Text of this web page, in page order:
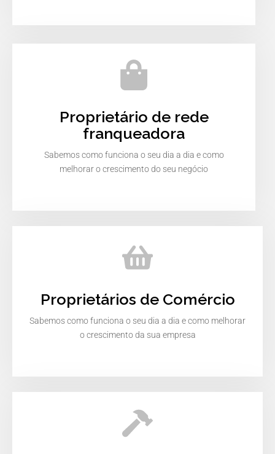
Proprietário de rede
franqueadora
Sabemos como funciona o seu dia a dia e como
melhorar o crescimento do seu negócio
Proprietários de Comércio
Sabemos como funciona o seu dia a dia e como melhorar
o crescimento da sua empresa